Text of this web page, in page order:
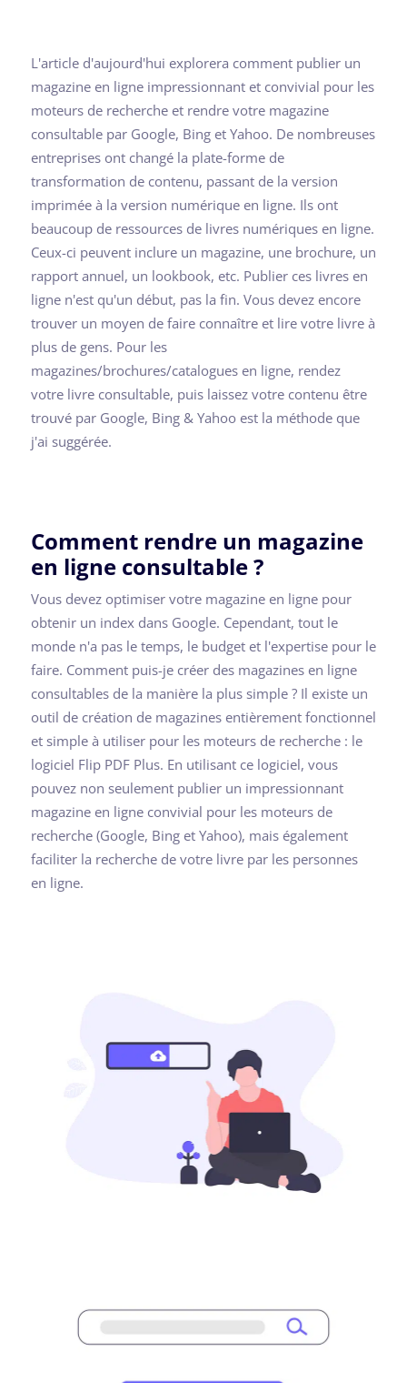
L'article d'aujourd'hui explorera comment publier un
magazine en ligne impressionnant et convivial pour les
moteurs de recherche et rendre votre magazine
consultable par Google, Bing et Yahoo. De nombreuses
entreprises ont changé la plate-forme de
transformation de contenu, passant de la version
imprimée à la version numérique en ligne. Ils ont
beaucoup de ressources de livres numériques en ligne.
Ceux-ci peuvent inclure un magazine, une brochure, un
rapport annuel, un lookbook, etc. Publier ces livres en
ligne n'est qu'un début, pas la fin. Vous devez encore
trouver un moyen de faire connaître et lire votre livre à
plus de gens. Pour les
magazines/brochures/catalogues en ligne, rendez
votre livre consultable, puis laissez votre contenu être
trouvé par Google, Bing & Yahoo est la méthode que
j'ai suggérée.
Comment rendre un magazine
en ligne consultable ?
Vous devez optimiser votre magazine en ligne pour
obtenir un index dans Google. Cependant, tout le
monde n'a pas le temps, le budget et l'expertise pour le
faire. Comment puis-je créer des magazines en ligne
consultables de la manière la plus simple ? Il existe un
outil de création de magazines entièrement fonctionnel
et simple à utiliser pour les moteurs de recherche : le
logiciel Flip PDF Plus. En utilisant ce logiciel, vous
pouvez non seulement publier un impressionnant
magazine en ligne convivial pour les moteurs de
recherche (Google, Bing et Yahoo), mais également
faciliter la recherche de votre livre par les personnes
en ligne.